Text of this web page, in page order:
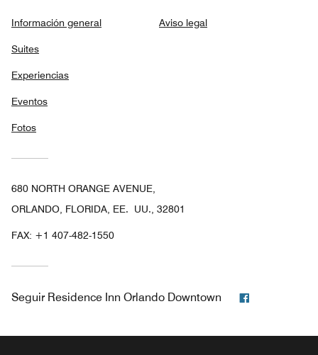
Información general
Suites
Experiencias
Eventos
Fotos
Aviso legal
680 NORTH ORANGE AVENUE,
ORLANDO, FLORIDA, EE. UU., 32801
FAX: +1 407-482-1550
Seguir Residence Inn Orlando Downtown